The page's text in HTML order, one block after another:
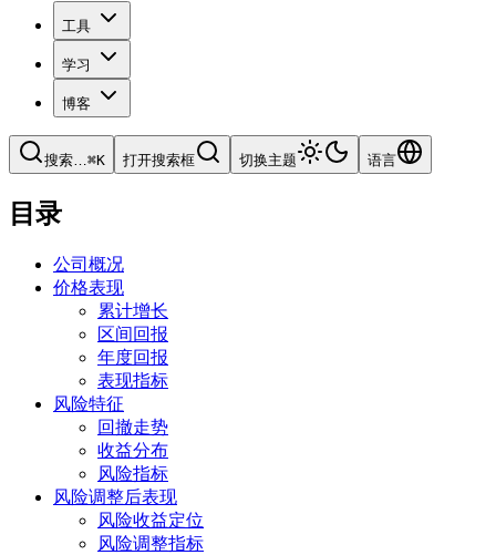
工具
学习
博客
搜索…⌘K 打开搜索框 切换主题 语言
目录
公司概况
价格表现
累计增长
区间回报
年度回报
表现指标
风险特征
回撤走势
收益分布
风险指标
风险调整后表现
风险收益定位
风险调整指标